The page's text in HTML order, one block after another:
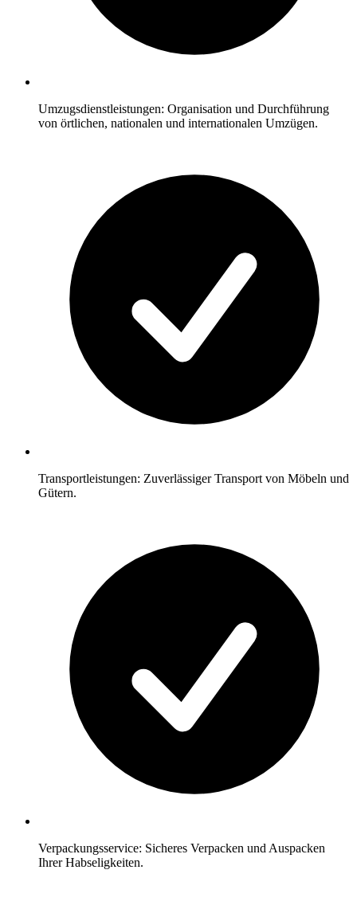
Umzugsdienstleistungen: Organisation und Durchführung
von örtlichen, nationalen und internationalen Umzügen.
Transportleistungen: Zuverlässiger Transport von Möbeln und
Gütern.
Verpackungsservice: Sicheres Verpacken und Auspacken
Ihrer Habseligkeiten.